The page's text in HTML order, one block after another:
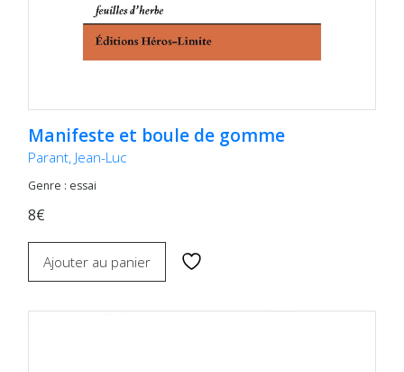
Manifeste et boule de gomme
Parant, Jean-Luc
Genre : essai
8€
Ajouter au panier